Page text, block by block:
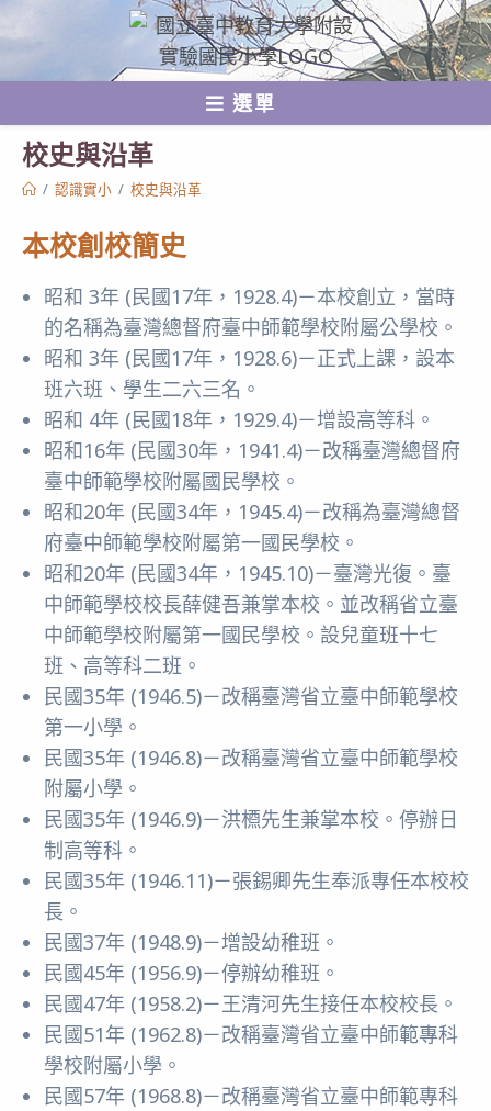
跳
轉
至
選單
校史與沿革
/ 認識實小 / 校史與沿革
本校創校簡史
昭和 3年 (民國17年，1928.4)－本校創立，當時
的名稱為臺灣總督府臺中師範學校附屬公學校。
昭和 3年 (民國17年，1928.6)－正式上課，設本
班六班、學生二六三名。
昭和 4年 (民國18年，1929.4)－增設高等科。
昭和16年 (民國30年，1941.4)－改稱臺灣總督府
臺中師範學校附屬國民學校。
昭和20年 (民國34年，1945.4)－改稱為臺灣總督
府臺中師範學校附屬第一國民學校。
昭和20年 (民國34年，1945.10)－臺灣光復。臺
中師範學校校長薛健吾兼掌本校。並改稱省立臺
中師範學校附屬第一國民學校。設兒童班十七
班、高等科二班。
民國35年 (1946.5)－改稱臺灣省立臺中師範學校
第一小學。
民國35年 (1946.8)－改稱臺灣省立臺中師範學校
附屬小學。
民國35年 (1946.9)－洪槱先生兼掌本校。停辦日
制高等科。
民國35年 (1946.11)－張錫卿先生奉派專任本校校
長。
民國37年 (1948.9)－增設幼稚班。
民國45年 (1956.9)－停辦幼稚班。
民國47年 (1958.2)－王清河先生接任本校校長。
民國51年 (1962.8)－改稱臺灣省立臺中師範專科
學校附屬小學。
民國57年 (1968.8)－改稱臺灣省立臺中師範專科